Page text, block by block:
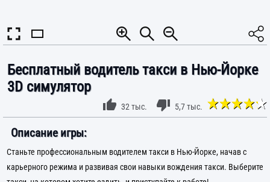
Бесплатный водитель такси в Нью-Йорке
3D симулятор
32 тыс. 5,7 тыс.
Описание игры:
Станьте профессиональным водителем такси в Нью-Йорке, начав с
карьерного режима и развивая свои навыки вождения такси. Выберите